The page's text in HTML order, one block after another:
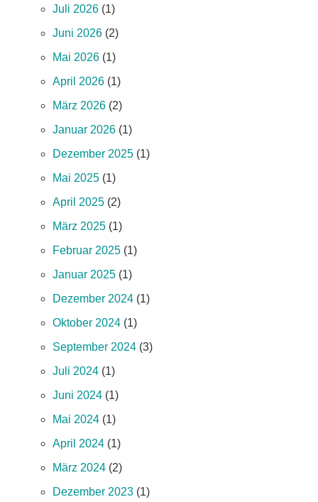
Juli 2026 (1)
Juni 2026 (2)
Mai 2026 (1)
April 2026 (1)
März 2026 (2)
Januar 2026 (1)
Dezember 2025 (1)
Mai 2025 (1)
April 2025 (2)
März 2025 (1)
Februar 2025 (1)
Januar 2025 (1)
Dezember 2024 (1)
Oktober 2024 (1)
September 2024 (3)
Juli 2024 (1)
Juni 2024 (1)
Mai 2024 (1)
April 2024 (1)
März 2024 (2)
Dezember 2023 (1)